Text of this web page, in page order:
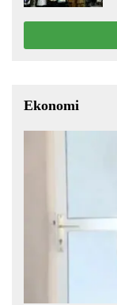
Ekonomi